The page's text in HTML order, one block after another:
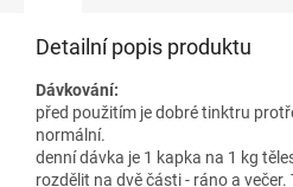
Detailní popis produktu
Dávkování:
před použitím je dobré tinktru
normální.
denní dávka je 1 kapka na 1 kg
rozdělit na dvě části - ráno a